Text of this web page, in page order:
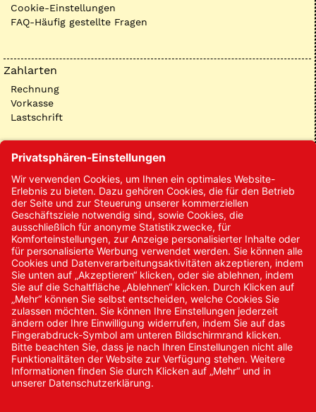
Cookie-Einstellungen
FAQ-Häufig gestellte Fragen
Zahlarten
Rechnung
Vorkasse
Lastschrift
Kontakt
Kontakt/Anfrage
Neukundenanmeldung
Kennwort vergessen
Bestellungen
Sendung verfolgen